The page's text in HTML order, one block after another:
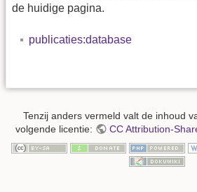
de huidige pagina.
publicaties:database
Tenzij anders vermeld valt de inhoud
volgende licentie:
CC Attribution-